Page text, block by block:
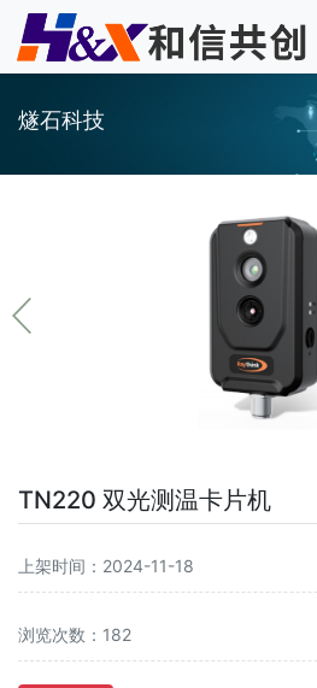
燧石科技
TN220 双光测温卡片机
上架时间：2024-11-18
浏览次数：182